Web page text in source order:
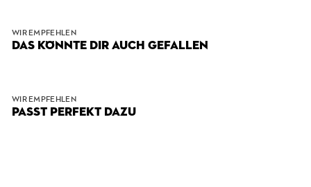
WIR EMPFEHLEN
DAS KÖNNTE DIR AUCH GEFALLEN
WIR EMPFEHLEN
PASST PERFEKT DAZU